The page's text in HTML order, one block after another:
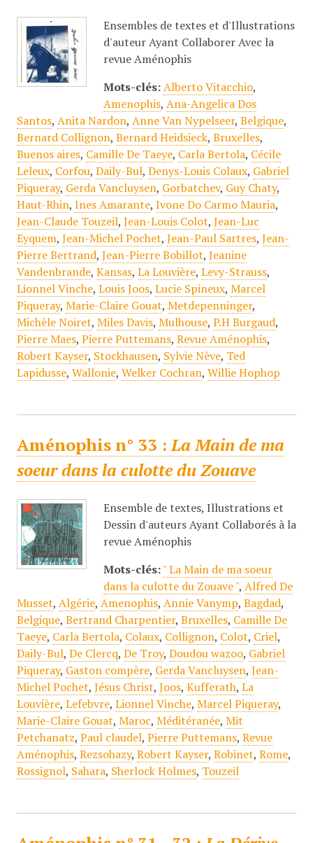
Ensembles de textes et d'Illustrations
d'auteur Ayant Collaborer Avec la
revue Aménophis
Mots-clés: Alberto Vitacchio,
Amenophis, Ana-Angelica Dos
Santos, Anita Nardon, Anne Van Nypelseer, Belgique,
Bernard Collignon, Bernard Heidsieck, Bruxelles,
Buenos aires, Camille De Taeye, Carla Bertola, Cécile
Leleux, Corfou, Daily-Bul, Denys-Louis Colaux, Gabriel
Piqueray, Gerda Vancluysen, Gorbatchev, Guy Chaty,
Haut-Rhin, Ines Amarante, Ivone Do Carmo Mauria,
Jean-Claude Touzeil, Jean-Louis Colot, Jean-Luc
Eyquem, Jean-Michel Pochet, Jean-Paul Sartres, Jean-
Pierre Bertrand, Jean-Pierre Bobillot, Jeanine
Vandenbrande, Kansas, La Louvière, Levy-Strauss,
Lionnel Vinche, Louis Joos, Lucie Spineux, Marcel
Piqueray, Marie-Claire Gouat, Metdepenninger,
Michèle Noiret, Miles Davis, Mulhouse, P.H Burgaud,
Pierre Maes, Pierre Puttemans, Revue Aménophis,
Robert Kayser, Stockhausen, Sylvie Nève, Ted
Lapidusse, Wallonie, Welker Cochran, Willie Hophop
Aménophis n° 33 :La Main de ma
soeur dans la culotte du Zouave
Ensemble de textes, Illustrations et
Dessin d'auteurs Ayant Collaborés à la
revue Aménophis
Mots-clés: " La Main de ma soeur
dans la culotte du Zouave ", Alfred De
Musset, Algérie, Amenophis, Annie Vanymp, Bagdad,
Belgique, Bertrand Charpentier, Bruxelles, Camille De
Taeye, Carla Bertola, Colaux, Collignon, Colot, Criel,
Daily-Bul, De Clercq, De Troy, Doudou wazoo, Gabriel
Piqueray, Gaston compère, Gerda Vancluysen, Jean-
Michel Pochet, Jésus Christ, Joos, Kufferath, La
Louvière, Lefebvre, Lionnel Vinche, Marcel Piqueray,
Marie-Claire Gouat, Maroc, Méditéranée, Mit
Petchanatz, Paul claudel, Pierre Puttemans, Revue
Aménophis, Rezsohazy, Robert Kayser, Robinet, Rome,
Rossignol, Sahara, Sherlock Holmes, Touzeil